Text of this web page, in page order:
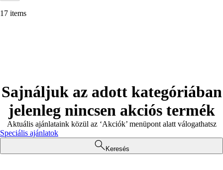
17 items
Sajnáljuk az adott kategóriában
jelenleg nincsen akciós termék
Aktuális ajánlataink közül az ‘Akciók’ menüpont alatt válogathatsz
Speciális ajánlatok
Keresés